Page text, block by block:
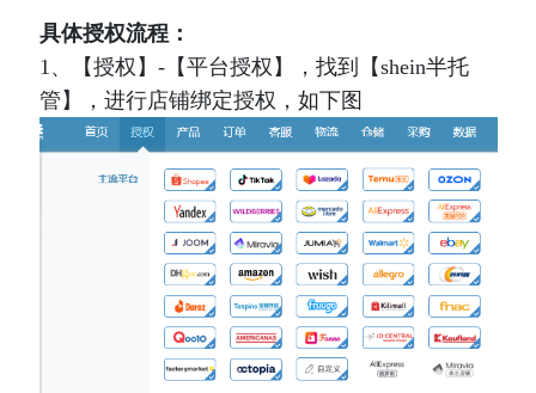
具体授权流程：
1、【授权】-【平台授权】，找到【shein半托
管】，进行店铺绑定授权，如下图